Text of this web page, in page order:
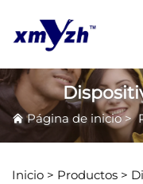
Página de inicio>
Inicio > Productos >